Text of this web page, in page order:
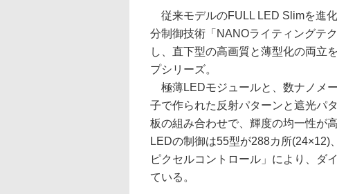
従来モデルのFULL LED Slimを進
分制御技術「NANOライティングテ
し、直下型の高画質と薄型化の両立
プシリーズ。
極薄LEDモジュールと、数ナノメ
子で作られた反射パターンと遮光パ
板の組み合わせで、輝度の均一性が
LEDの制御は55型が288カ所(24×12)
ピクセルコントロール」により、ダ
ている。